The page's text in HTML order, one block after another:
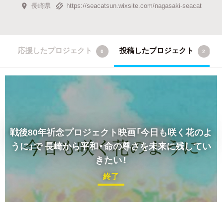
長崎県 https://seacatsun.wixsite.com/nagasaki-seacat
応援したプロジェクト 0 投稿したプロジェクト 2
戦後80年祈念プロジェクト映画「今日も咲く花のよ
うに」で長崎から平和・命の尊さを未来に残してい
きたい！
終了